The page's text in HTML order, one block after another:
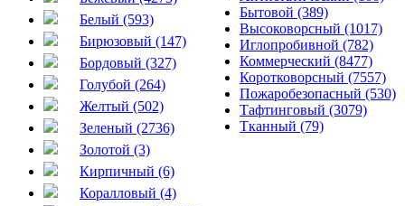
Белый (593)
Бирюзовый (147)
Бордовый (327)
Голубой (264)
Желтый (502)
Зеленый (2736)
Золотой (3)
Кирпичный (6)
Коралловый (4)
Бытовой (389)
Высоковорсный (1017)
Иглопробивной (782)
Коммерческий (8477)
Коротковорсный (7557)
Пожаробезопасный (530)
Тафтинговый (3079)
Тканный (79)